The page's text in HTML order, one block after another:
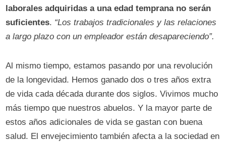
laborales adquiridas a una edad temprana no serán
suficientes. “Los trabajos tradicionales y las relaciones
a largo plazo con un empleador están desapareciendo”.
Al mismo tiempo, estamos pasando por una revolución
de la longevidad. Hemos ganado dos o tres años extra
de vida cada década durante dos siglos. Vivimos mucho
más tiempo que nuestros abuelos. Y la mayor parte de
estos años adicionales de vida se gastan con buena
salud. El envejecimiento también afecta a la sociedad en